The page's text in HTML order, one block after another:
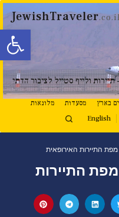
פתח
JewishTraveler.co.il
- תיירות ולייף סטייל לציבור הדתי
בארץ מסעדות
מלונאות
English
התיירות האירופאית
התיירות